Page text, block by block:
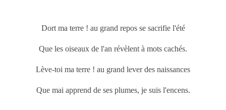
Dort ma terre ! au grand repos se sacrifie l'été
Que les oiseaux de l'an révèlent à mots cachés.
Lève-toi ma terre ! au grand lever des naissances
Que mai apprend de ses plumes, je suis l'encens.